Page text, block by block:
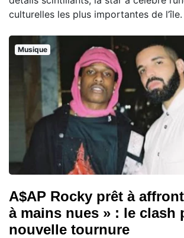
culturelles les plus importantes de l’île.
Musique
A$AP Rocky prêt à
à mains nues » : le clash
nouvelle tournure